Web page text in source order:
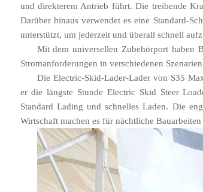
und direkterem Antrieb führt. Die treibende
Darüber hinaus verwendet es eine Standard-
unterstützt, um jederzeit und überall schnell
Mit dem universellen Zubehörport haben
Stromanforderungen in verschiedenen
Die Electric-Skid-Lader-Lader von S35
er die längste Stunde Electric Skid Steer
Standard Lading und schnelles Laden. Die
Wirtschaft machen es für nächtliche